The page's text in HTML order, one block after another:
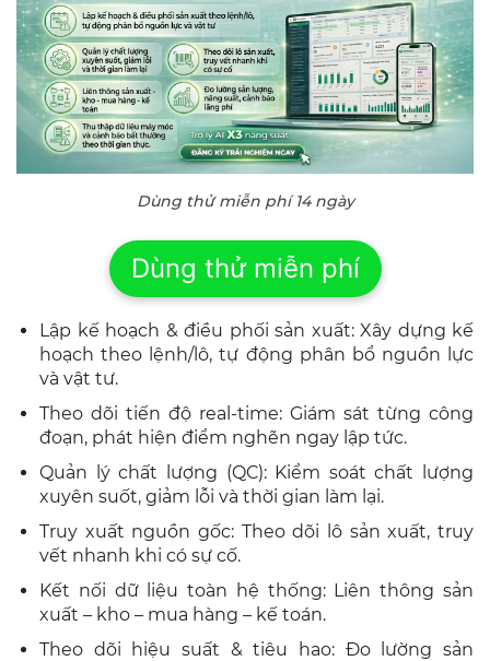
Dùng thử miễn phí 14 ngày
Dùng thử miễn phí
Lập kế hoạch & điều phối sản xuất: Xây dựng kế
hoạch theo lệnh/lô, tự động phân bổ nguồn lực
và vật tư.
Theo dõi tiến độ real-time: Giám sát từng công
đoạn, phát hiện điểm nghẽn ngay lập tức.
Quản lý chất lượng (QC): Kiểm soát chất lượng
xuyên suốt, giảm lỗi và thời gian làm lại.
Truy xuất nguồn gốc: Theo dõi lô sản xuất, truy
vết nhanh khi có sự cố.
Kết nối dữ liệu toàn hệ thống: Liên thông sản
xuất – kho – mua hàng – kế toán.
Theo dõi hiệu suất & tiêu hao: Đo lường sản